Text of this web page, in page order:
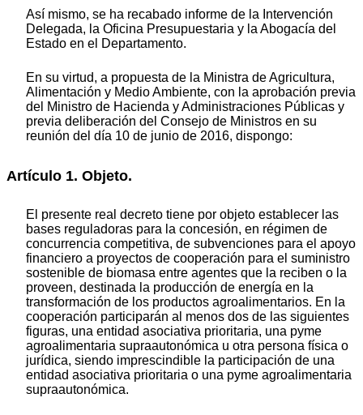
Así mismo, se ha recabado informe de la Intervención
Delegada, la Oficina Presupuestaria y la Abogacía del
Estado en el Departamento.
En su virtud, a propuesta de la Ministra de Agricultura,
Alimentación y Medio Ambiente, con la aprobación previa
del Ministro de Hacienda y Administraciones Públicas y
previa deliberación del Consejo de Ministros en su
reunión del día 10 de junio de 2016, dispongo:
Artículo 1. Objeto.
El presente real decreto tiene por objeto establecer las
bases reguladoras para la concesión, en régimen de
concurrencia competitiva, de subvenciones para el apoyo
financiero a proyectos de cooperación para el suministro
sostenible de biomasa entre agentes que la reciben o la
proveen, destinada la producción de energía en la
transformación de los productos agroalimentarios. En la
cooperación participarán al menos dos de las siguientes
figuras, una entidad asociativa prioritaria, una pyme
agroalimentaria supraautonómica u otra persona física o
jurídica, siendo imprescindible la participación de una
entidad asociativa prioritaria o una pyme agroalimentaria
supraautonómica.